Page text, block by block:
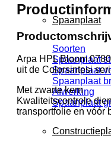
Spaanplaat
Soorten
Spaanplaat
Spaanplaat
Spaanplaat
Afwerking
Spaanplaat
Arpa HPL Bloom
uit de Colorsintesi
Met zwarte kern
Kwaliteitscontrole
transportfolie en vóór